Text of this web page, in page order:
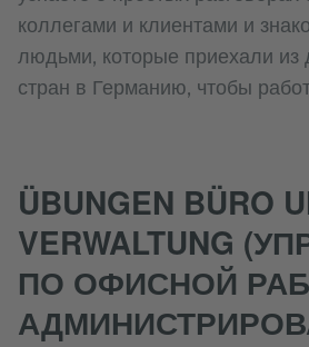
коллегами и клиентами и
людьми, которые приехали из
стран в Германию, чтобы
ÜBUNGEN BÜRO
VERWALTUNG
ПО ОФИСНОЙ